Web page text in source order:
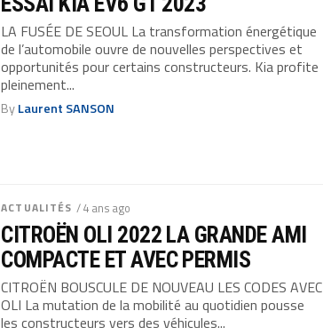
LA FUSÉE DE SEOUL La transformation énergétique
de l’automobile ouvre de nouvelles perspectives et
opportunités pour certains constructeurs. Kia profite
pleinement...
ByLaurent SANSON
ACTUALITÉS / 4 ans ago
CITROËN OLI 2022 LA GRANDE AMI
COMPACTE ET AVEC PERMIS
CITROËN BOUSCULE DE NOUVEAU LES CODES AVEC
OLI La mutation de la mobilité au quotidien pousse
les constructeurs vers des véhicules...